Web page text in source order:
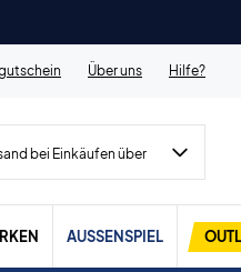
Über uns Hilfe?
bei Einkäufen über
AUSSENSPIEL